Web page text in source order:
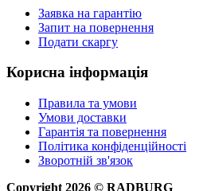
Заявка на гарантію
Запит на повернення
Подати скаргу
Корисна інформація
Правила та умови
Умови доставки
Гарантія та повернення
Політика конфіденційності
Зворотній зв'язок
Copyright 2026 © RADBURG